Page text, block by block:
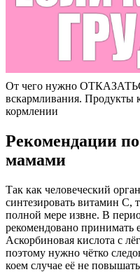
От чего нужно
вскармливания.
кормлении
Рекомендации
мамами
Так как человеческий
синтезировать витамин С,
полной мере извне. В
рекомендовано принимать
Аскорбиновая кислота с
поэтому нужно чётко
коем случае её не